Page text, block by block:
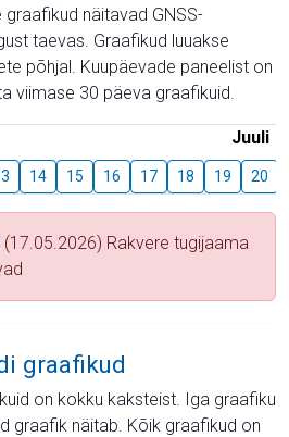
näitavad GNSS-
taevas. Graafikud luuakse
põhjal. Kuupäevade paneelist on
viimase 30 päeva graafikuid.
Juuli
14 15 16 17 18 19 20
(17.05.2026) Rakvere tugijaama
graafikud
on kokku kaksteist. Iga graafiku
graafik näitab. Kõik graafikud on